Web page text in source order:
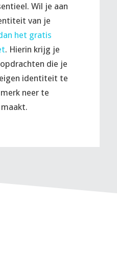
Wil je aan
van je
het gratis
. Hierin krijg je
die je
identiteit te
neer te